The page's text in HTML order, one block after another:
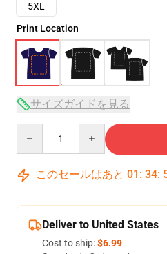
5XL
Print Location
サイズガイドを見る
このセールはあと 01 : 34:
Deliver to United States
Cost to ship:$6.99